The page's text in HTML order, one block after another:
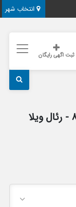
انتخاب شهر
ثبت اگهی رایگان